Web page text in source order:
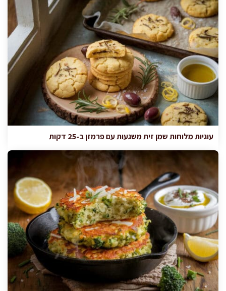
עוגיות מלוחות שמן זית משגעות עם פרמזן ב-25 דקות